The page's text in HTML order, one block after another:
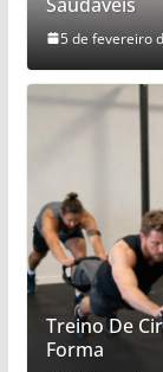
5 de fevereiro
Treino De
Forma